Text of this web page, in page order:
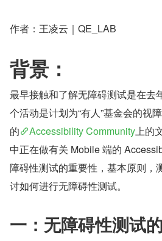
作者：王凌云｜QE_LAB
背景：
最早接触和了解无障碍测试是在去
个活动是计划为“有人”基金会的视
的
Accessibility Community上的
中正在做有关 Mobile 端的
障碍性测试的重要性，基本原则，
讨如何进行无障碍性测试。
一：无障碍性测试